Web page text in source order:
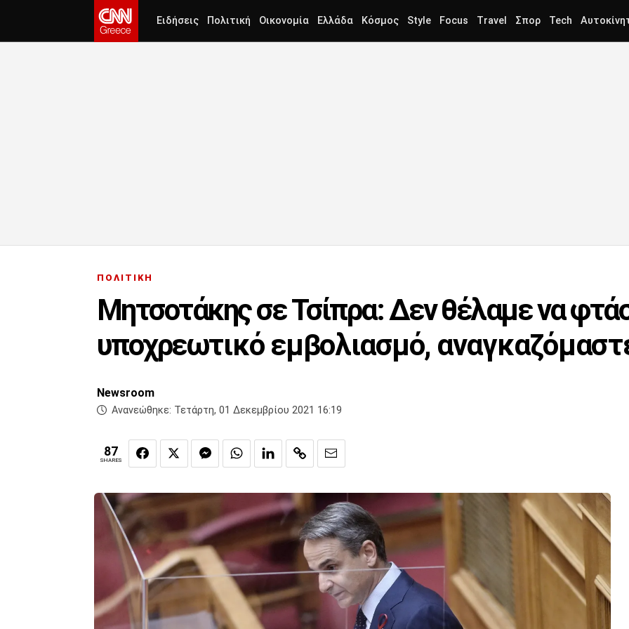
Ειδήσεις Πολιτική Οικονομία Ελλάδα Κόσμος Style Focus Travel Σπορ Tech
ΠΟΛΙΤΙΚΗ
Μητσοτάκης σε Τσίπρα: Δεν θέλαμε να
υποχρεωτικό εμβολιασμό,
Newsroom
Ανανεώθηκε: Τετάρτη, 01 Δεκεμβρίου 2021 16:19
87
SHARES